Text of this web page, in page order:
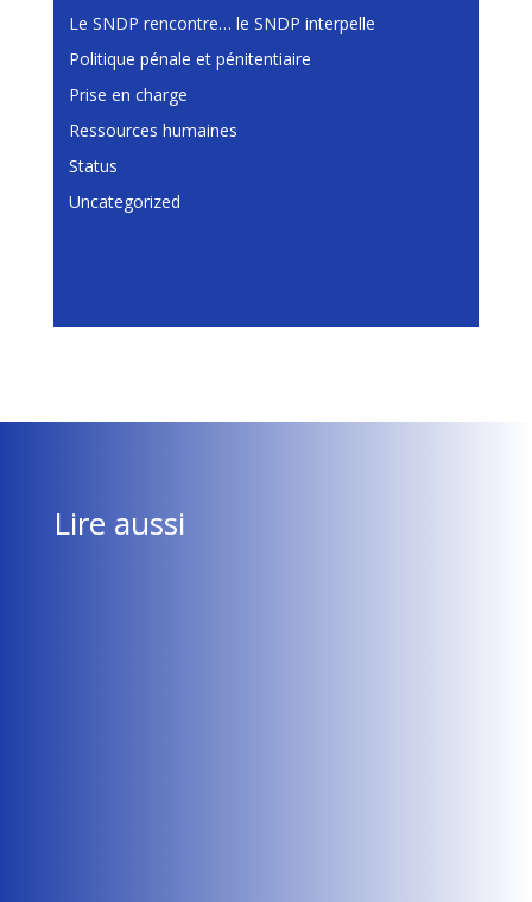
Le SNDP rencontre… le SNDP interpelle
Politique pénale et pénitentiaire
Prise en charge
Ressources humaines
Status
Uncategorized
Lire aussi